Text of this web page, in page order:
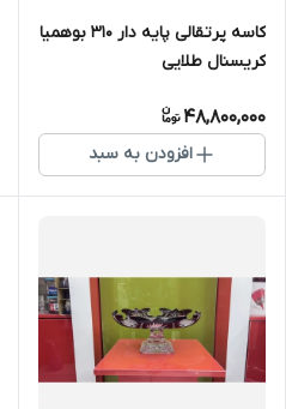
کاسه پرتقالی پایه دار 310 بوهمیا
کریسنال طلایی
48,800,000
افزودن به سبد